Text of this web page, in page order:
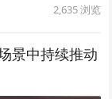
2,635浏览
景中持续推动